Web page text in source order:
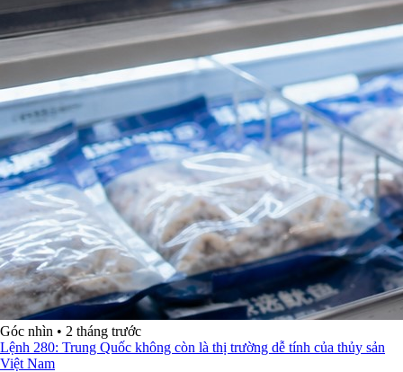
Góc nhìn • 2 tháng trước
Lệnh 280: Trung Quốc không còn là thị trường dễ tính của thủy sản
Việt Nam